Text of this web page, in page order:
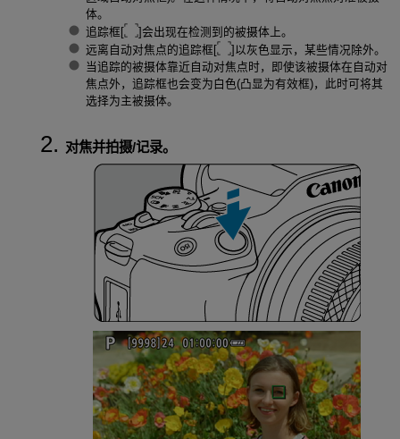
体。
追踪框[
]会出现在检测到的被摄体上。
远离自动对焦点的追踪框[
]以灰色显示，某些情况除外。
当追踪的被摄体靠近自动对焦点时，即使该被摄体在自动对
焦点外，追踪框也会变为白色(凸显为有效框)，此时可将其
选择为主被摄体。
对焦并拍摄/记录。